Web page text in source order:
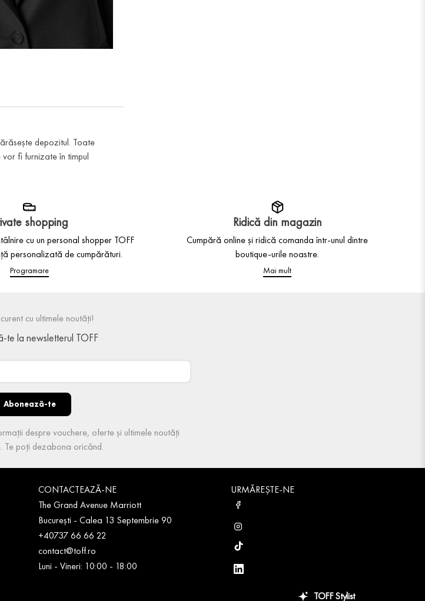
depozitul. Toate
fi furnizate în timpul
shopping
cu un personal shopper TOFF
personalizată de cumpărături.
Programare
Ridică din magazin
Cumpără online și ridică comanda într-unul dintre
boutique-urile noastre.
Mai mult
cu ultimele noutăți!
te la newsletterul TOFF
Abonează-te
despre vouchere, oferte și ultimele noutăți
Te poți dezabona oricând.
CONTACTEAZĂ-NE
The Grand Avenue Marriott
București - Calea 13 Septembrie 90
+40737 66 66 22
contact@toff.ro
Luni - Vineri: 10:00 - 18:00
URMĂREȘTE-NE
TOFF Stylist